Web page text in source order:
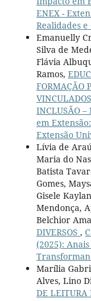
ENEX -
Realidades
Emanuelly
Silva de
Flávia
Ramos,
FORMAÇÃO
INCLUSÃO –
em
Extensão
Lívia de
Maria do
Batista
Gomes,
Gisele
Mendonça,
Belchior
DIVERSOS ,
(2025):
Marília
Alves, Lino
DE LEITURA